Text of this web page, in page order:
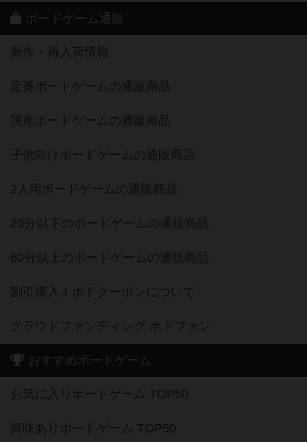
ボードゲーム通販
新作・再入荷情報
定番ボードゲームの通販商品
国産ボードゲームの通販商品
子供向けボードゲームの通販商品
2人用ボードゲームの通販商品
20分以下のボードゲームの通販商品
60分以上のボードゲームの通販商品
割引購入！ボドクーポンについて
クラウドファンディング ボドファン
おすすめボードゲーム
お気に入りボードゲーム TOP50
興味ありボードゲーム TOP50